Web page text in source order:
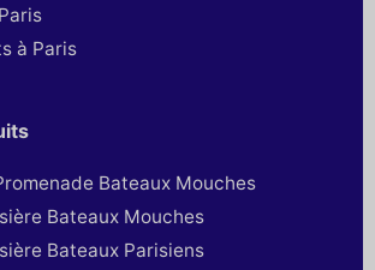
à Paris
Bateaux Mouches
Bateaux Mouches
Bateaux Parisiens